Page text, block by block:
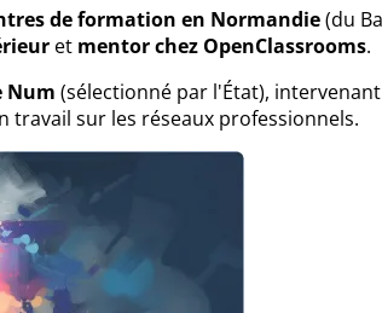
de formation en Normandie(du
et mentor chez OpenClassrooms.
Num (sélectionné par l'État),
travail sur les réseaux professionnels.